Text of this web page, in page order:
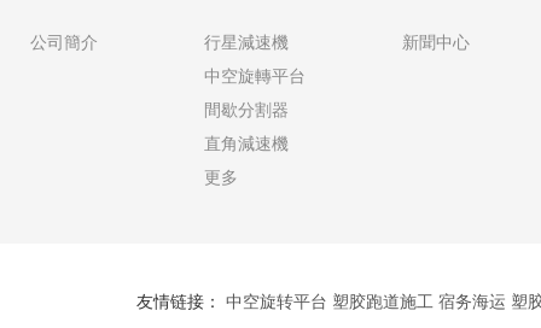
公司簡介
行星減速機
中空旋轉平台
間歇分割器
直角減速機
更多
新聞中心
友情链接： 中空旋转平台 塑胶跑道施工 宿务海运 塑